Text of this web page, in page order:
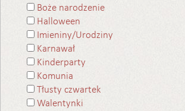
Boże narodzenie
Halloween
Imieniny/Urodziny
Karnawał
Kinderparty
Komunia
Tłusty czwartek
Walentynki